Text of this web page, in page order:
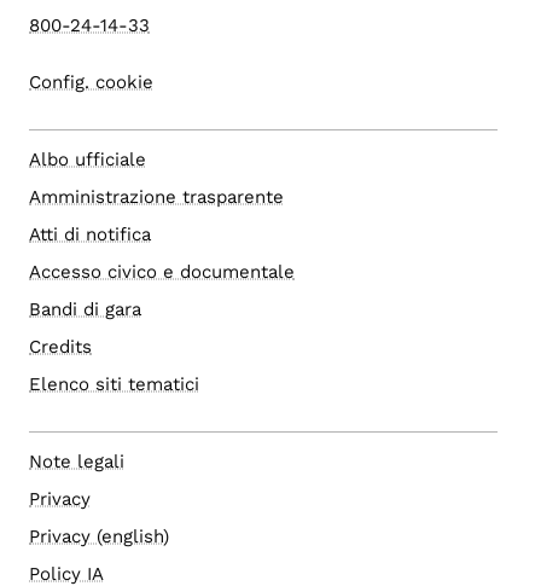
800-24-14-33
Config. cookie
Albo ufficiale
Amministrazione trasparente
Atti di notifica
Accesso civico e documentale
Bandi di gara
Credits
Elenco siti tematici
Note legali
Privacy
Privacy (english)
Policy IA